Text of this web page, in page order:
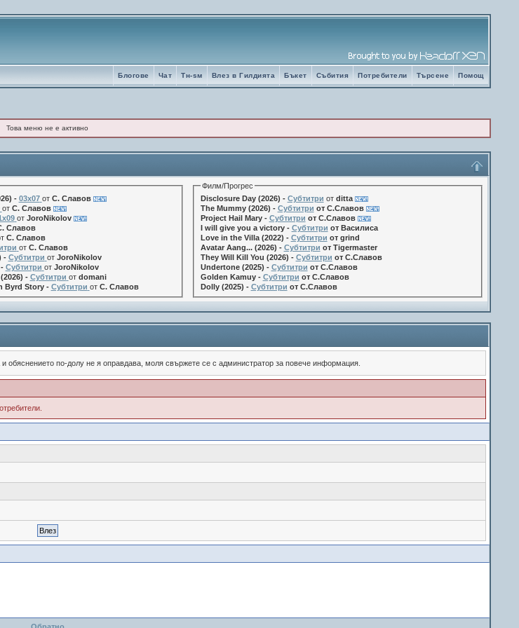
Помощ
Търсене
Потребители
Събития
Бъкет
Влез в Гилдията
Tн-sм
Чат
Блогове
Това меню не е активно
- 03x07 от С. Славов
от С. Славов
от JoroNikolov
Славов
С. Славов
от С. Славов
- Субтитри от JoroNikolov
Субтитри от JoroNikolov
- Субтитри от domani
Byrd Story - Субтитри от С. Славов
Филм/Прогрес
Disclosure Day (2026) - Субтитри от ditta
The Mummy (2026) - Субтитри от С.Славов
Project Hail Mary - Субтитри от С.Славов
I will give you a victory - Субтитри от Василиса
Love in the Villa (2022) - Субтитри от grind
Avatar Aang... (2026) - Субтитри от Tigermaster
They Will Kill You (2026) - Субтитри от С.Славов
Undertone (2025) - Субтитри от С.Славов
Golden Kamuy - Субтитри от С.Славов
Dolly (2025) - Субтитри от С.Славов
по-долу не я оправдава, моля свържете се с администратор за повече информация.